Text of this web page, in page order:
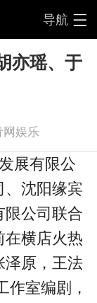
导航
亦瑶、于
网娱乐
展有限公
、沈阳缘宾
限公司联合
在横店火热
泽原，王法
作室编剧，